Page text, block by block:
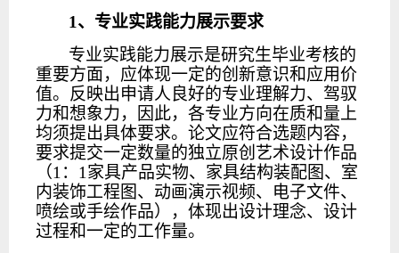
1、专业实践能力展示要求
专业实践能力展示是研究生毕业考核的
重要方面，应体现一定的创新意识和应用价
值。反映出申请人良好的专业理解力、驾驭
力和想象力，因此，各专业方向在质和量上
均须提出具体要求。论文应符合选题内容，
要求提交一定数量的独立原创艺术设计作品
（1：1家具产品实物、家具结构装配图、室
内装饰工程图、动画演示视频、电子文件、
喷绘或手绘作品），体现出设计理念、设计
过程和一定的工作量。